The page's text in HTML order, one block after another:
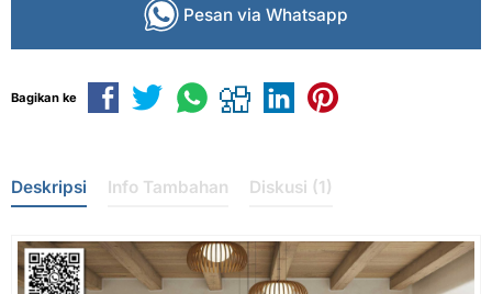
Pesan via Whatsapp
Bagikan ke
Deskripsi Info Tambahan Diskusi (1)